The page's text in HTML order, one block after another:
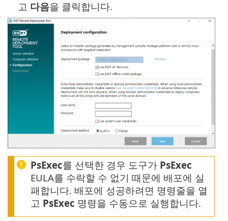
고 다음을 클릭합니다.
PsExec를 선택한 경우 도구가 PsExec
EULA를 수락할 수 없기 때문에 배포에 실
패합니다. 배포에 성공하려면 명령줄을 열
고 PsExec 명령을 수동으로 실행합니다.